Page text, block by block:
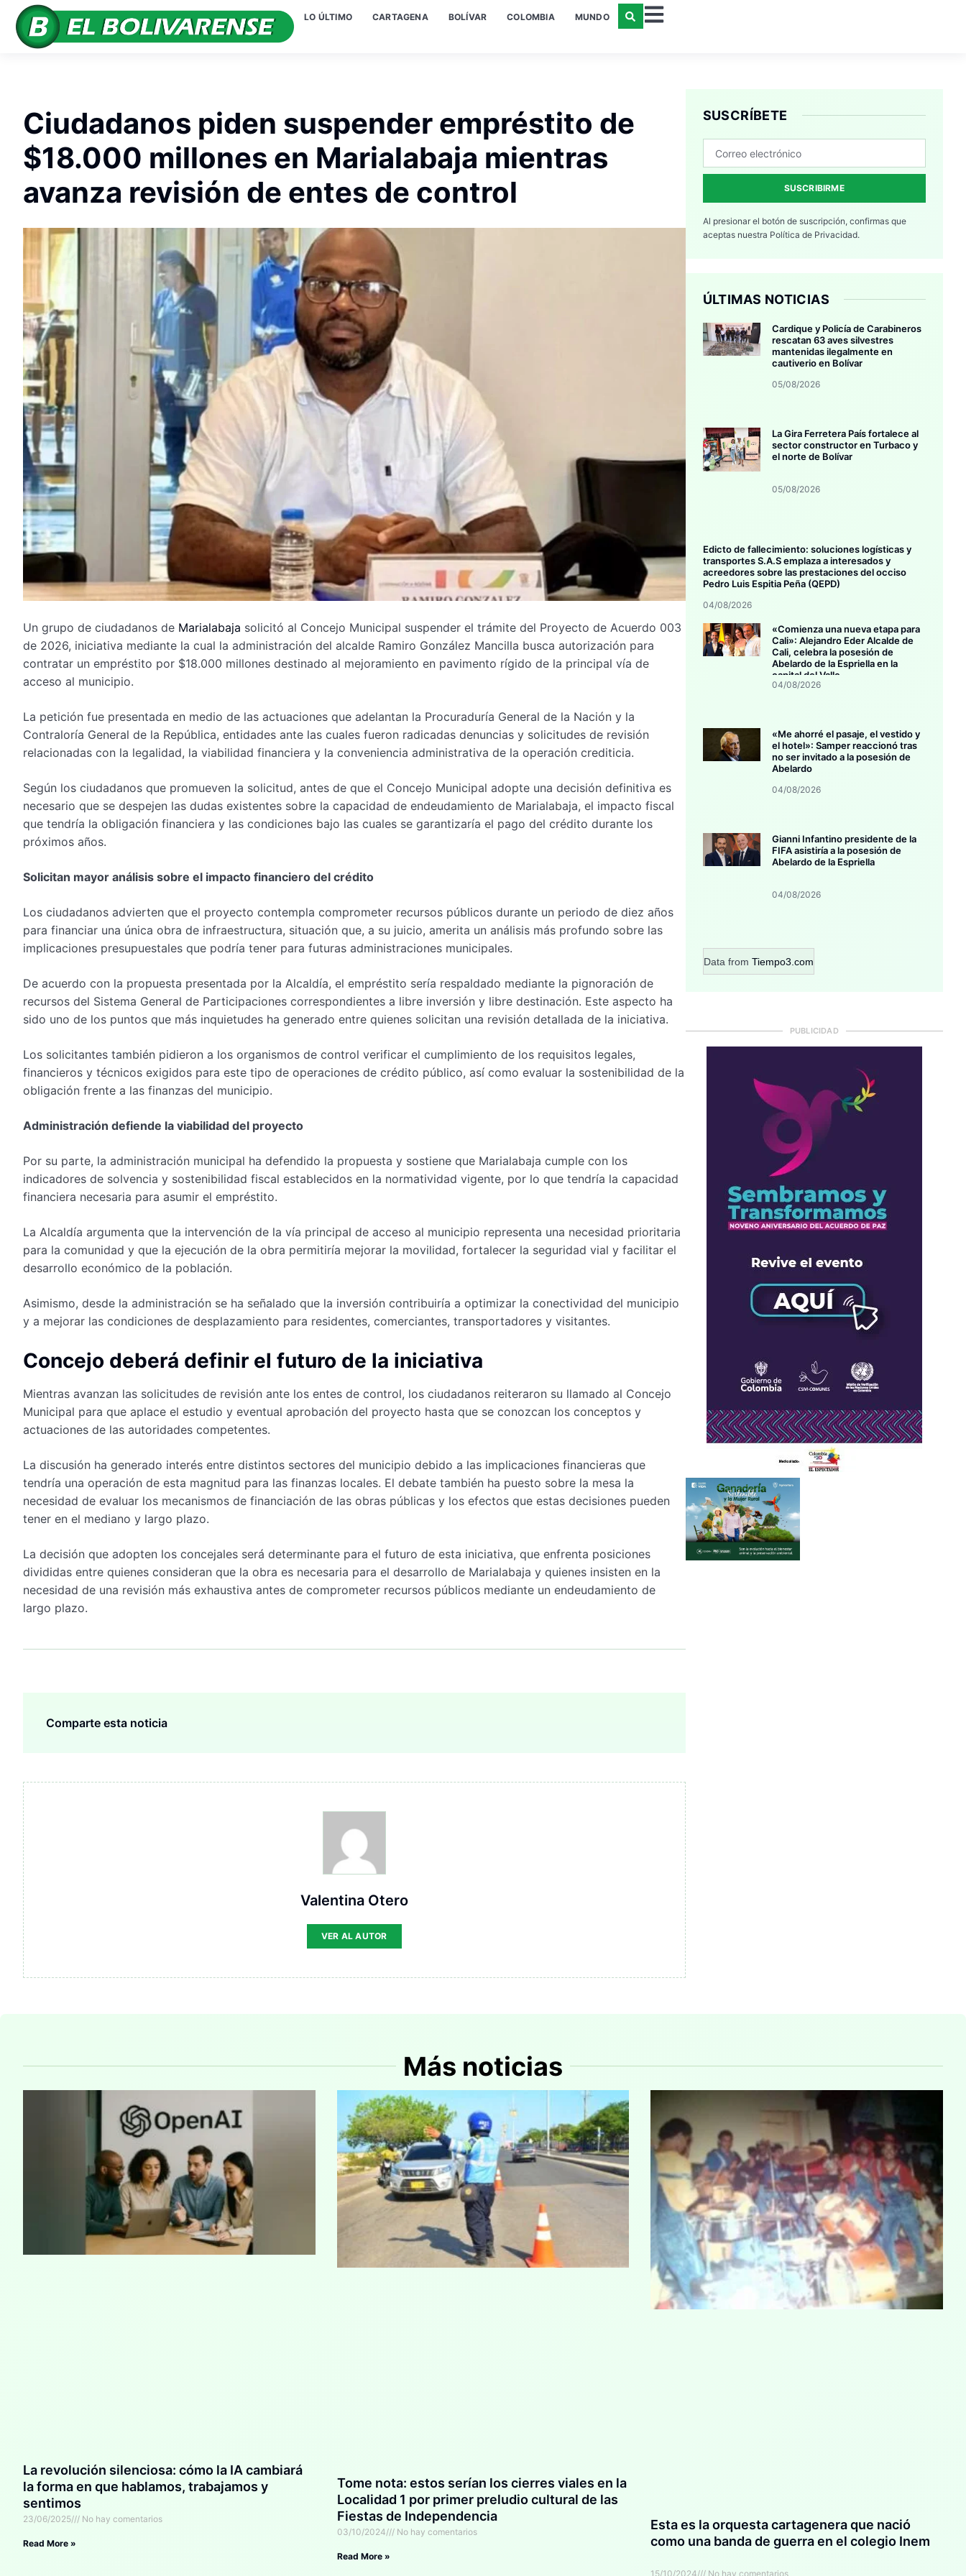
LO ÚLTIMO CARTAGENA BOLÍVAR COLOMBIA MUNDO
Ciudadanos piden suspender empréstito de
$18.000 millones en Marialabaja mientras
avanza revisión de entes de control
Un grupo de ciudadanos de Marialabaja solicitó al Concejo Municipal suspender el trámite del Proyecto de Acuerdo 003
de 2026, iniciativa mediante la cual la administración del alcalde Ramiro González Mancilla busca autorización para
contratar un empréstito por $18.000 millones destinado al mejoramiento en pavimento rígido de la principal vía de
acceso al municipio.
La petición fue presentada en medio de las actuaciones que adelantan la Procuraduría General de la Nación y la
Contraloría General de la República, entidades ante las cuales fueron radicadas denuncias y solicitudes de revisión
relacionadas con la legalidad, la viabilidad financiera y la conveniencia administrativa de la operación crediticia.
Según los ciudadanos que promueven la solicitud, antes de que el Concejo Municipal adopte una decisión definitiva es
necesario que se despejen las dudas existentes sobre la capacidad de endeudamiento de Marialabaja, el impacto fiscal
que tendría la obligación financiera y las condiciones bajo las cuales se garantizaría el pago del crédito durante los
próximos años.
Solicitan mayor análisis sobre el impacto financiero del crédito
Los ciudadanos advierten que el proyecto contempla comprometer recursos públicos durante un periodo de diez años
para financiar una única obra de infraestructura, situación que, a su juicio, amerita un análisis más profundo sobre las
implicaciones presupuestales que podría tener para futuras administraciones municipales.
De acuerdo con la propuesta presentada por la Alcaldía, el empréstito sería respaldado mediante la pignoración de
recursos del Sistema General de Participaciones correspondientes a libre inversión y libre destinación. Este aspecto ha
sido uno de los puntos que más inquietudes ha generado entre quienes solicitan una revisión detallada de la iniciativa.
Los solicitantes también pidieron a los organismos de control verificar el cumplimiento de los requisitos legales,
financieros y técnicos exigidos para este tipo de operaciones de crédito público, así como evaluar la sostenibilidad de la
obligación frente a las finanzas del municipio.
Administración defiende la viabilidad del proyecto
Por su parte, la administración municipal ha defendido la propuesta y sostiene que Marialabaja cumple con los
indicadores de solvencia y sostenibilidad fiscal establecidos en la normatividad vigente, por lo que tendría la capacidad
financiera necesaria para asumir el empréstito.
La Alcaldía argumenta que la intervención de la vía principal de acceso al municipio representa una necesidad prioritaria
para la comunidad y que la ejecución de la obra permitiría mejorar la movilidad, fortalecer la seguridad vial y facilitar el
desarrollo económico de la población.
Asimismo, desde la administración se ha señalado que la inversión contribuiría a optimizar la conectividad del municipio
y a mejorar las condiciones de desplazamiento para residentes, comerciantes, transportadores y visitantes.
Concejo deberá definir el futuro de la iniciativa
Mientras avanzan las solicitudes de revisión ante los entes de control, los ciudadanos reiteraron su llamado al Concejo
Municipal para que aplace el estudio y eventual aprobación del proyecto hasta que se conozcan los conceptos y
actuaciones de las autoridades competentes.
La discusión ha generado interés entre distintos sectores del municipio debido a las implicaciones financieras que
tendría una operación de esta magnitud para las finanzas locales. El debate también ha puesto sobre la mesa la
necesidad de evaluar los mecanismos de financiación de las obras públicas y los efectos que estas decisiones pueden
tener en el mediano y largo plazo.
La decisión que adopten los concejales será determinante para el futuro de esta iniciativa, que enfrenta posiciones
divididas entre quienes consideran que la obra es necesaria para el desarrollo de Marialabaja y quienes insisten en la
necesidad de una revisión más exhaustiva antes de comprometer recursos públicos mediante un endeudamiento de
largo plazo.
Comparte esta noticia
Valentina Otero
VER AL AUTOR
SUSCRÍBETE
SUSCRIBIRME
Al presionar el botón de suscripción, confirmas que
aceptas nuestra Política de Privacidad.
ÚLTIMAS NOTICIAS
Cardique y Policía de Carabineros
rescatan 63 aves silvestres
mantenidas ilegalmente en
cautiverio en Bolívar
05/08/2026
La Gira Ferretera País fortalece al
sector constructor en Turbaco y
el norte de Bolívar
05/08/2026
Edicto de fallecimiento: soluciones logísticas y
transportes S.A.S emplaza a interesados y
acreedores sobre las prestaciones del occiso
Pedro Luis Espitia Peña (QEPD)
04/08/2026
«Comienza una nueva etapa para
Cali»: Alejandro Eder Alcalde de
Cali, celebra la posesión de
Abelardo de la Espriella en la
capital del Valle
04/08/2026
«Me ahorré el pasaje, el vestido y
el hotel»: Samper reaccionó tras
no ser invitado a la posesión de
Abelardo
04/08/2026
Gianni Infantino presidente de la
FIFA asistiría a la posesión de
Abelardo de la Espriella
04/08/2026
Data from Tiempo3.com
PUBLICIDAD
Más noticias
La revolución silenciosa: cómo la IA cambiará
la forma en que hablamos, trabajamos y
sentimos
23/06/2025 No hay comentarios
Read More »
Tome nota: estos serían los cierres viales en la
Localidad 1 por primer preludio cultural de las
Fiestas de Independencia
03/10/2024 No hay comentarios
Read More »
Esta es la orquesta cartagenera que nació
como una banda de guerra en el colegio Inem
15/10/2024 No hay comentarios